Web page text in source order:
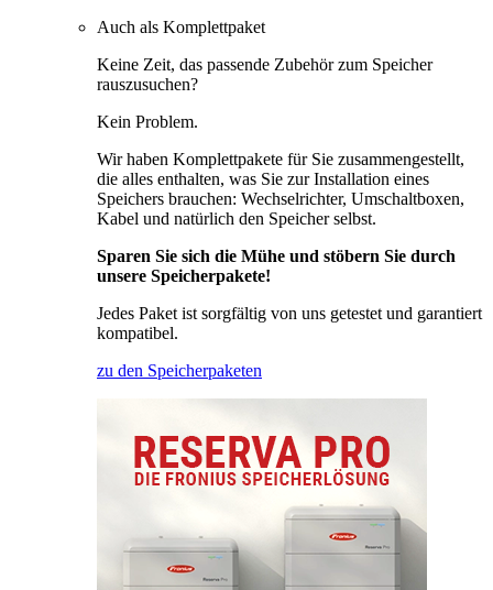
Auch als Komplettpaket
Keine Zeit, das passende Zubehör zum Speicher
rauszusuchen?
Kein Problem.
Wir haben Komplettpakete für Sie zusammengestellt,
die alles enthalten, was Sie zur Installation eines
Speichers brauchen: Wechselrichter, Umschaltboxen,
Kabel und natürlich den Speicher selbst.
Sparen Sie sich die Mühe und stöbern Sie durch
unsere Speicherpakete!
Jedes Paket ist sorgfältig von uns getestet und garantiert
kompatibel.
zu den Speicherpaketen